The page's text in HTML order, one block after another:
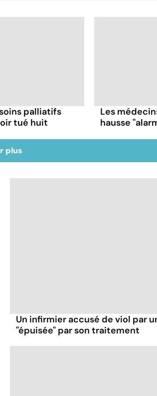
palliatifs
tué huit
Les
hausse
plus
Un infirmier accusé de viol par
"épuisée" par son traitement